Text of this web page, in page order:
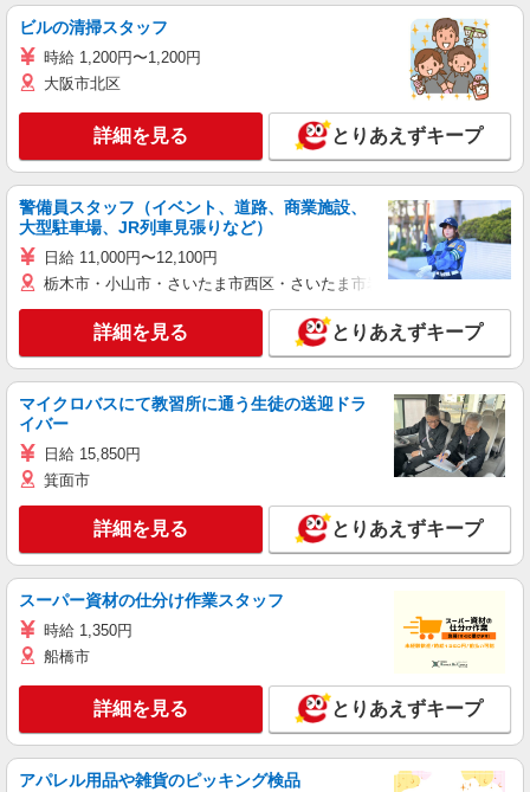
ビルの清掃スタッフ
時給 1,200円〜1,200円
大阪市北区
詳細を見る とりあえずキープ
警備員スタッフ（イベント、道路、商業施設、
大型駐車場、JR列車見張りなど）
日給 11,000円〜12,100円
栃木市・小山市・さいたま市西区・さいたま市岩槻区・久喜市・蓮田
詳細を見る とりあえずキープ
マイクロバスにて教習所に通う生徒の送迎ドラ
イバー
日給 15,850円
箕面市
詳細を見る とりあえずキープ
スーパー資材の仕分け作業スタッフ
時給 1,350円
船橋市
詳細を見る とりあえずキープ
アパレル用品や雑貨のピッキング検品